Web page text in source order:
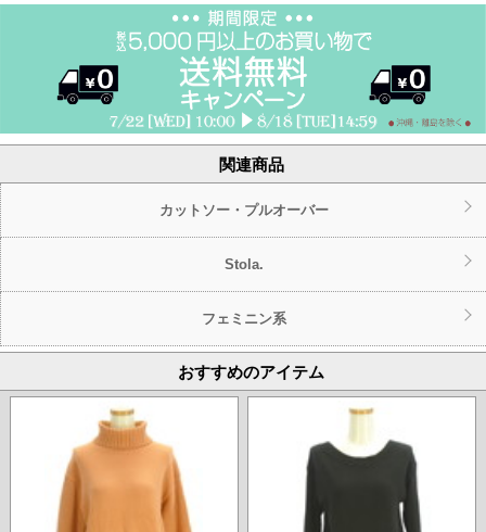
関連商品
カットソー・プルオーバー
Stola.
フェミニン系
おすすめのアイテム